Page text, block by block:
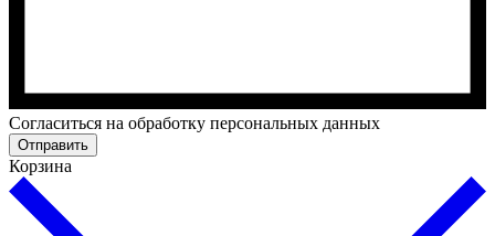
Cогласиться на обработку персональных данных
Отправить
Корзина